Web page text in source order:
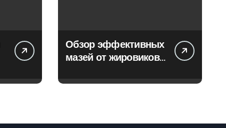
Обзор эффективных
мазей от жировиков
эффектом